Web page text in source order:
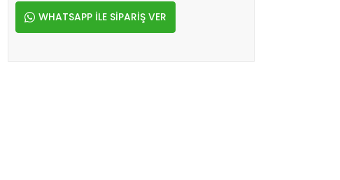
WHATSAPP İLE SİPARİŞ VER